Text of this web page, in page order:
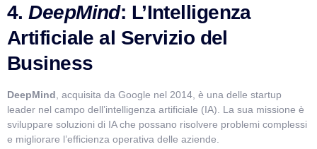
4.DeepMind: L’Intelligenza
Artificiale al Servizio del
Business
DeepMind , acquisita da Google nel 2014, è una delle startup
leader nel campo dell’intelligenza artificiale (IA). La sua missione è
sviluppare soluzioni di IA che possano risolvere problemi complessi
e migliorare l’efficienza operativa delle aziende.